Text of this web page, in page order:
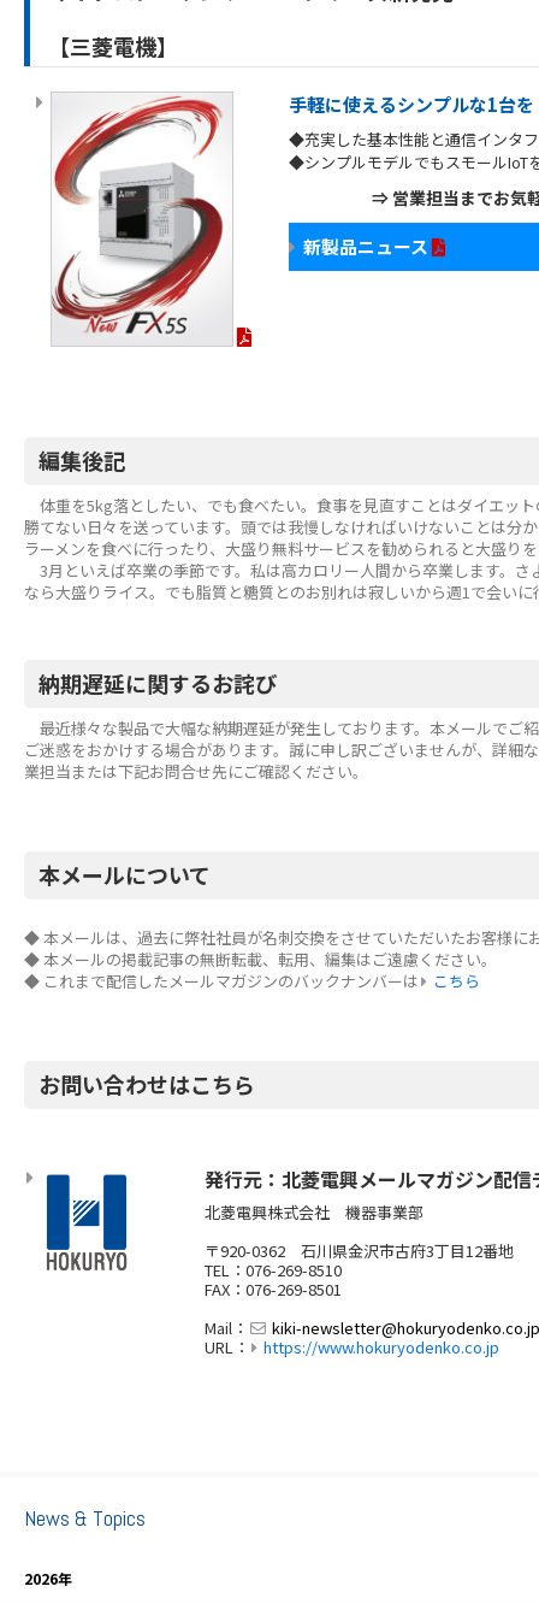
【三菱電機】
手軽に使えるシンプルな1台を
◆充実した基本性能と通信インタ
◆シンプルモデルでもスモールIoT
⇒ 営業担当までお気
新製品ニュース
編集後記
体重を5kg落としたい、でも食べたい。食事を見直すことはダイエッ
勝てない日々を送っています。頭では我慢しなければいけないことは分
ラーメンを食べに行ったり、大盛り無料サービスを勧められると大盛り
3月といえば卒業の季節です。私は高カロリー人間から卒業します。さ
なら大盛りライス。でも脂質と糖質とのお別れは寂しいから週1で会いに
納期遅延に関するお詫び
最近様々な製品で大幅な納期遅延が発生しております。本メールでご
ご迷惑をおかけする場合があります。誠に申し訳ございませんが、詳細
業担当または下記お問合せ先にご確認ください。
本メールについて
◆ 本メールは、過去に弊社社員が名刺交換をさせていただいたお客様に
◆ 本メールの掲載記事の無断転載、転用、編集はご遠慮ください。
◆ これまで配信したメールマガジンのバックナンバーは
こちら
お問い合わせはこちら
発行元：北菱電興メールマガジン配信
北菱電興株式会社 機器事業部
〒920-0362 石川県金沢市古府3丁目12番地
TEL：076-269-8510
FAX：076-269-8501
Mail：
kiki-newsletter@hokuryodenko.co.jp
URL：
https://www.hokuryodenko.co.jp
News & Topics
2026年